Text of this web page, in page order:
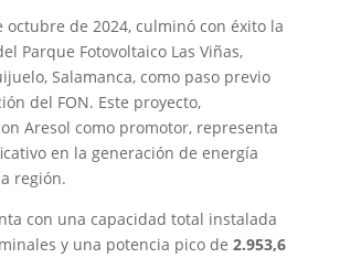
octubre de 2024, culminó con éxito la
Parque Fotovoltaico Las Viñas,
Salamanca, como paso previo
del FON. Este proyecto,
Aresol como promotor, representa
en la generación de energía
región.
con una capacidad total instalada
y una potencia pico de 2.953,6